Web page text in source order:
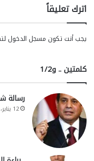
اترك تعليقاً
يجب أنت تكون مسجل الدخول
كلمتين .. و1/2
رسالة
12 يناير، 2025